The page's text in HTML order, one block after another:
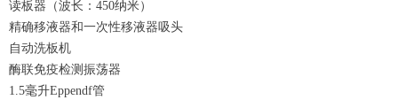
读板器（波长：450纳米）
精确移液器和一次性移液器吸头
自动洗板机
酶联免疫检测振荡器
1.5毫升Eppendf管